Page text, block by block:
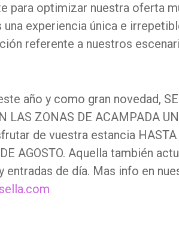
para optimizar nuestra oferta
experiencia única e
referente a nuestros
año y como gran novedad,
LAS ZONAS DE ACAMPADA
de vuestra estancia HASTA
AGOSTO. Aquella también
entradas de día. Mas info en